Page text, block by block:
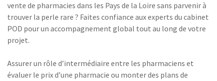
vente de pharmacies dans les Pays de la Loire sans parvenir à
trouver la perle rare ? Faites confiance aux experts du cabinet
POD pour un accompagnement global tout au long de votre
projet.
Assurer un rôle d’intermédiaire entre les pharmaciens et
évaluer le prix d’une pharmacie ou monter des plans de